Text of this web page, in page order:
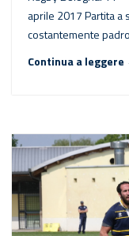
aprile 2017 Partita a
costantemente
Continua a leggere